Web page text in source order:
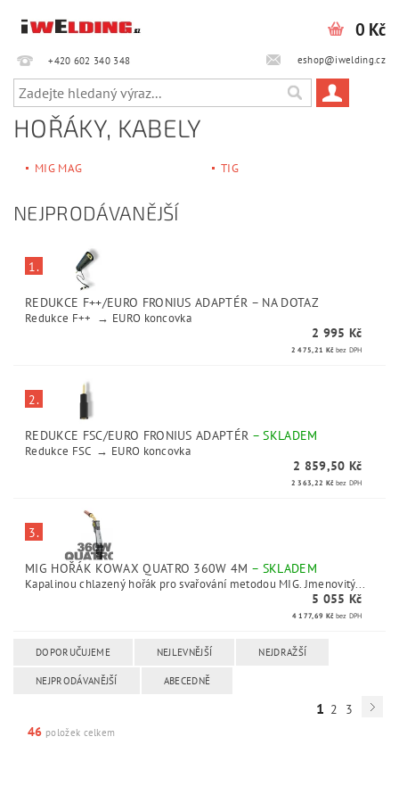
+420 602 340 348‎‎ eshop@iwelding.cz
0 Kč
HOŘÁKY, KABELY
MIG MAG TIG
NEJPRODÁVANĚJŠÍ
1.
REDUKCE F++/EURO FRONIUS ADAPTÉR – NA DOTAZ
Redukce F++ → EURO koncovka
2 995 Kč
2 475,21 Kč bez DPH
2.
REDUKCE FSC/EURO FRONIUS ADAPTÉR –SKLADEM
Redukce FSC → EURO koncovka
2 859,50 Kč
2 363,22 Kč bez DPH
3.
MIG HOŘÁK KOWAX QUATRO 360W 4M – SKLADEM
Kapalinou chlazený hořák pro svařování metodou MIG. Jmenovitý...
5 055 Kč
4 177,69 Kč bez DPH
DOPORUČUJEME NEJLEVNĚJŠÍ NEJDRAŽŠÍ
NEJPRODÁVANĚJŠÍ ABECEDNĚ
1 2
3
46 položek celkem